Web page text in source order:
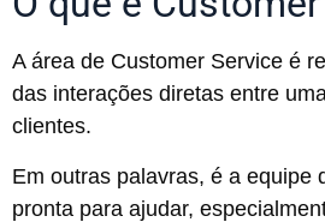
A área de Customer Service é
das interações diretas entre
clientes.
Em outras palavras, é a equipe
pronta para ajudar,